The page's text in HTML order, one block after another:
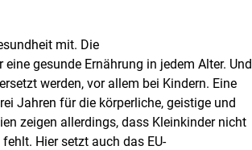
mit. Die
gesunde Ernährung in jedem Alter. Und
werden, vor allem bei Kindern. Eine
Jahren für die körperliche, geistige und
zeigen allerdings, dass Kleinkinder nicht
Hier setzt auch das EU-